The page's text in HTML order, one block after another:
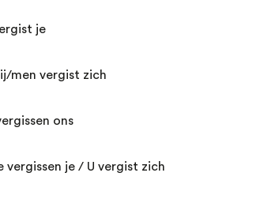
je
vergist zich
ons
je / U vergist zich